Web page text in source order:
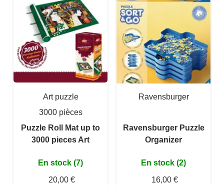
Art puzzle
3000 pièces
Puzzle Roll Mat up to
3000 pieces Art
En stock (7)
20,00 €
Ravensburger
Ravensburger Puzzle
Organizer
En stock (2)
16,00 €